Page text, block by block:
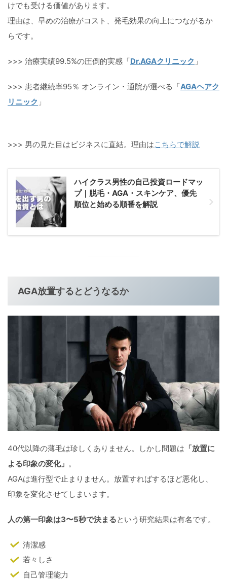
けでも受ける価値があります。
理由は、早めの治療がコスト、発毛効果の向上につながるか
らです。
>>> 治療実績99.5%の圧倒的実感「Dr.AGAクリニック 」
>>> 患者継続率95％ オンライン・通院が選べる「AGAヘアク
リニック 」
>>> 男の見た目はビジネスに直結。理由はこちらで解説
ハイクラス男性の自己投資ロードマッ
プ｜脱毛・AGA・スキンケア、優先
順位と始める順番を解説
AGA放置するとどうなるか
40代以降の薄毛は珍しくありません。しかし問題は 「放置に
よる印象の変化」 。
AGAは進行型で止まりません。放置すればするほど悪化し、
印象を変化させてしまいます。
人の第一印象は3〜5秒で決まるという研究結果は有名です。
清潔感
若々しさ
自己管理能力